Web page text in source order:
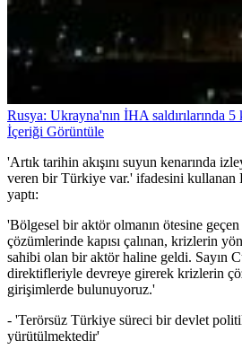
Rusya: Ukrayna'nın İHA saldırılarında 5
İçeriği Görüntüle
'Artık tarihin akışını suyun kenarında
veren bir Türkiye var.' ifadesini kullanan
yaptı:
'Bölgesel bir aktör olmanın ötesine geçen
çözümlerinde kapısı çalınan, krizlerin
sahibi olan bir aktör haline geldi. Sayın
direktifleriyle devreye girerek krizlerin
girişimlerde bulunuyoruz.'
- 'Terörsüz Türkiye süreci bir devlet
yürütülmektedir'